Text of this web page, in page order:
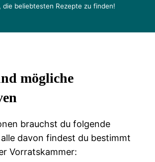
die beliebtesten Rezepte zu finden!
mögliche
brauchst du folgende
davon findest du bestimmt
Vorratskammer: